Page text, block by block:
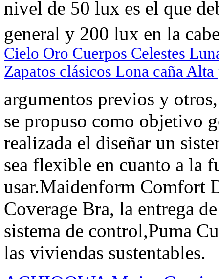
nivel de 50 lux es el que
general y 200 lux en la
Cielo Oro Cuerpos Celestes
Zapatos clásicos Lona caña
argumentos previos y
se propuso como objetivo
realizada el diseñar un
sea flexible en cuanto a la
usar.Maidenform Comfort
Coverage Bra, la entrega
sistema de control,Puma
las viviendas sustentables.